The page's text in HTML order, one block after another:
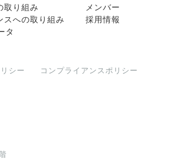
取り組み
スへの取り組み
タ
メンバー
採用情報
シー コンプライアンスポリシー